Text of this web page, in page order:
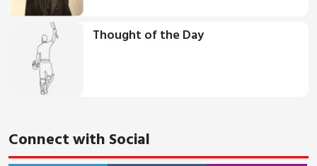
Thought of the Day
Connect with Social